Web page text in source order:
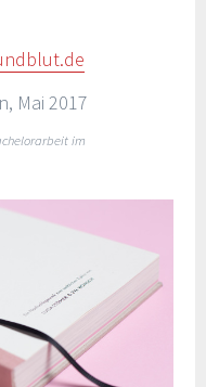
Mai 2017
im